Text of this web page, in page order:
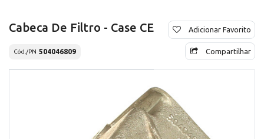
Cabeca De Filtro - Case CE
Cód./PN 504046809
Adicionar Favorito
Compartilhar